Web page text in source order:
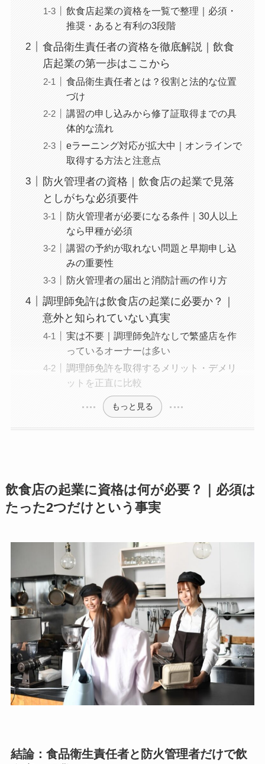
飲食店起業の資格を一覧で整理｜必須・
推奨・あると有利の3段階
食品衛生責任者の資格を徹底解説｜飲食
店起業の第一歩はここから
食品衛生責任者とは？役割と法的な位置
づけ
講習の申し込みから修了証取得までの具
体的な流れ
eラーニング対応が拡大中｜オンラインで
取得する方法と注意点
防火管理者の資格｜飲食店の起業で見落
としがちな必須要件
防火管理者が必要になる条件｜30人以上
なら甲種が必須
講習の予約が取れない問題と早期申し込
みの重要性
防火管理者の届出と消防計画の作り方
調理師免許は飲食店の起業に必要か？｜
意外と知られていない真実
実は不要｜調理師免許なしで繁盛店を作
っているオーナーは多い
調理師免許を取得するメリット・デメリ
ットを正直に比較
もっと見る
飲食店の起業に資格は何が必要？｜必須は
たった2つだけという事実
結論：食品衛生責任者と防火管理者だけで飲